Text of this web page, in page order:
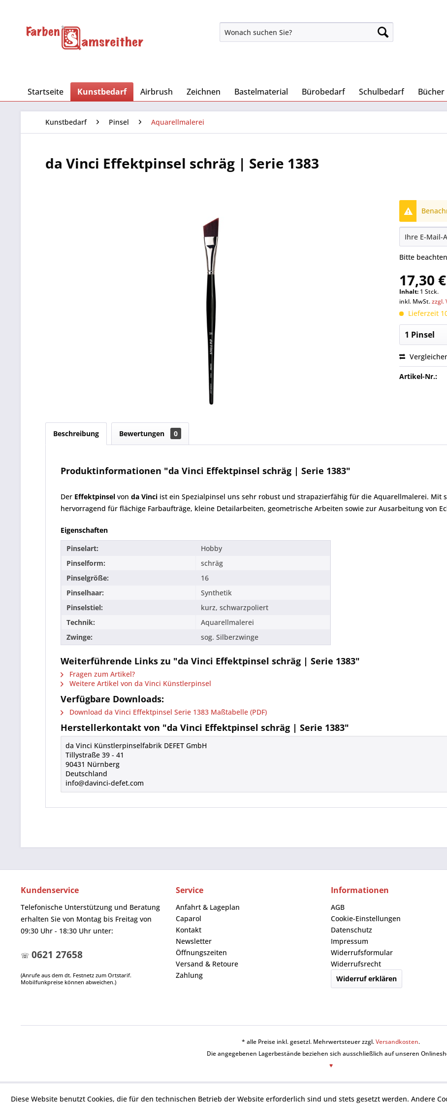
Startseite Kunstbedarf Airbrush Zeichnen Bastelmaterial Bürobedarf Schulbedarf Bücher
Kunstbedarf Pinsel Aquarellmalerei
da Vinci Effektpinsel schräg | Serie 1383
Bitte
17,30
Inhalt: 1 Stck.
inkl. MwSt.zzgl.
Lieferzeit
Artikel-Nr.:
Beschreibung Bewertungen 0
Produktinformationen "da Vinci Effektpinsel schräg | Serie 1383"
Der Effektpinsel von da Vinci ist ein Spezialpinsel uns sehr robust und strapazierfähig für die Aquarellmalerei. Mit
hervorragend für flächige Farbaufträge, kleine Detailarbeiten, geometrische Arbeiten sowie zur Ausarbeitung von
Eigenschaften
Pinselart:
Hobby
Pinselform:
schräg
Pinselgröße:
16
Pinselhaar:
Synthetik
Pinselstiel:
kurz, schwarzpoliert
Technik:
Aquarellmalerei
Zwinge:
sog. Silberzwinge
Weiterführende Links zu "da Vinci Effektpinsel schräg | Serie 1383"
Fragen zum Artikel?
Weitere Artikel von da Vinci Künstlerpinsel
Verfügbare Downloads:
Download da Vinci Effektpinsel Serie 1383 Maßtabelle (PDF)
Herstellerkontakt von "da Vinci Effektpinsel schräg | Serie 1383"
da Vinci Künstlerpinselfabrik DEFET GmbH
Tillystraße 39 - 41
90431 Nürnberg
Deutschland
info@davinci-defet.com
Kundenservice
Telefonische Unterstützung und Beratung
erhalten Sie von Montag bis Freitag von
09:30 Uhr - 18:30 Uhr unter:
☏ 0621 27658
(Anrufe aus dem dt. Festnetz zum Ortstarif.
Mobilfunkpreise können abweichen.)
Service
Anfahrt & Lageplan
Caparol
Kontakt
Newsletter
Öffnungszeiten
Versand & Retoure
Zahlung
Informationen
AGB
Cookie-Einstellungen
Datenschutz
Impressum
Widerrufsformular
Widerrufsrecht
Widerruf erklären
* alle Preise inkl. gesetzl. Mehrwertsteuer zzgl.Versandkosten.
Die angegebenen Lagerbestände beziehen sich ausschließlich auf unseren
♥
Diese Website benutzt Cookies, die für den technischen Betrieb der Website erforderlich sind und stets gesetzt werden. Andere